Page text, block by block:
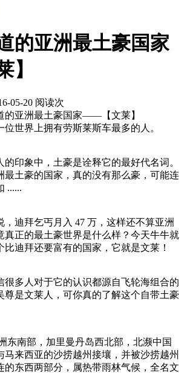
的亚洲最土豪国家
05-20 阅读次
的亚洲最土豪国家——【文莱】
界上拥有劳斯莱斯车最多的人。
的印象中，土豪是诠释它的最好代名词。
最土豪的国家，真的没有那么豪，可能连
......
迪拜乞丐月入 47 万，这样还不算亚洲
真正的最土豪世界是什么样？今天牛牛就
迪拜还要富有的国家，它就是文莱！
多人对于它的认识都源自飞轮海组合的
尊是文莱人，可你真的了解这个自带土豪
南部，加里曼丹岛西北部，北濒中国
马来西亚的沙捞越州接壤，并被沙捞越州
的东西两部分，属热带雨林气候，全名文